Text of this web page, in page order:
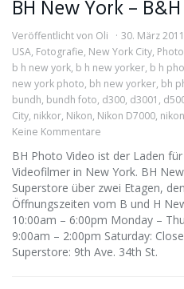
BH New York –
Veröffentlicht von Oli 30. März 2011
USA, Fotografie, New York City,
b h new york, b h new yorker, b h
new york photo, bh new yorker, bh
bundh, bundh foto, d300, d3001 ,
City, nikkor, Nikon, Nikon D7000,
Keine Kommentare
BH Photo Video ist der Laden
Videofilmer in New York. BH
Superstore über zwei Etagen,
Öffnungszeiten vom B und H
10:00am – 6:00pm Monday –
9:00am – 2:00pm Saturday:
Superstore: 9th Ave. 34th St.